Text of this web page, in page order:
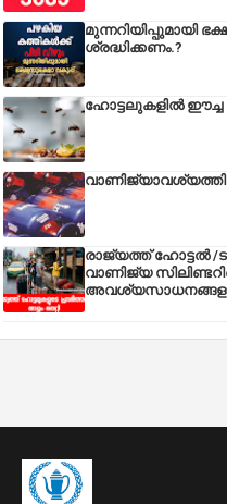
മുന്നറിയിപ്പുമായി
ശ്രദ്ധിക്കണം.?
ഹോട്ടലുകളിൽ ഈച്ച
രാജ്യത്ത് ഹോട്ടൽ /
വാണിജ്യ